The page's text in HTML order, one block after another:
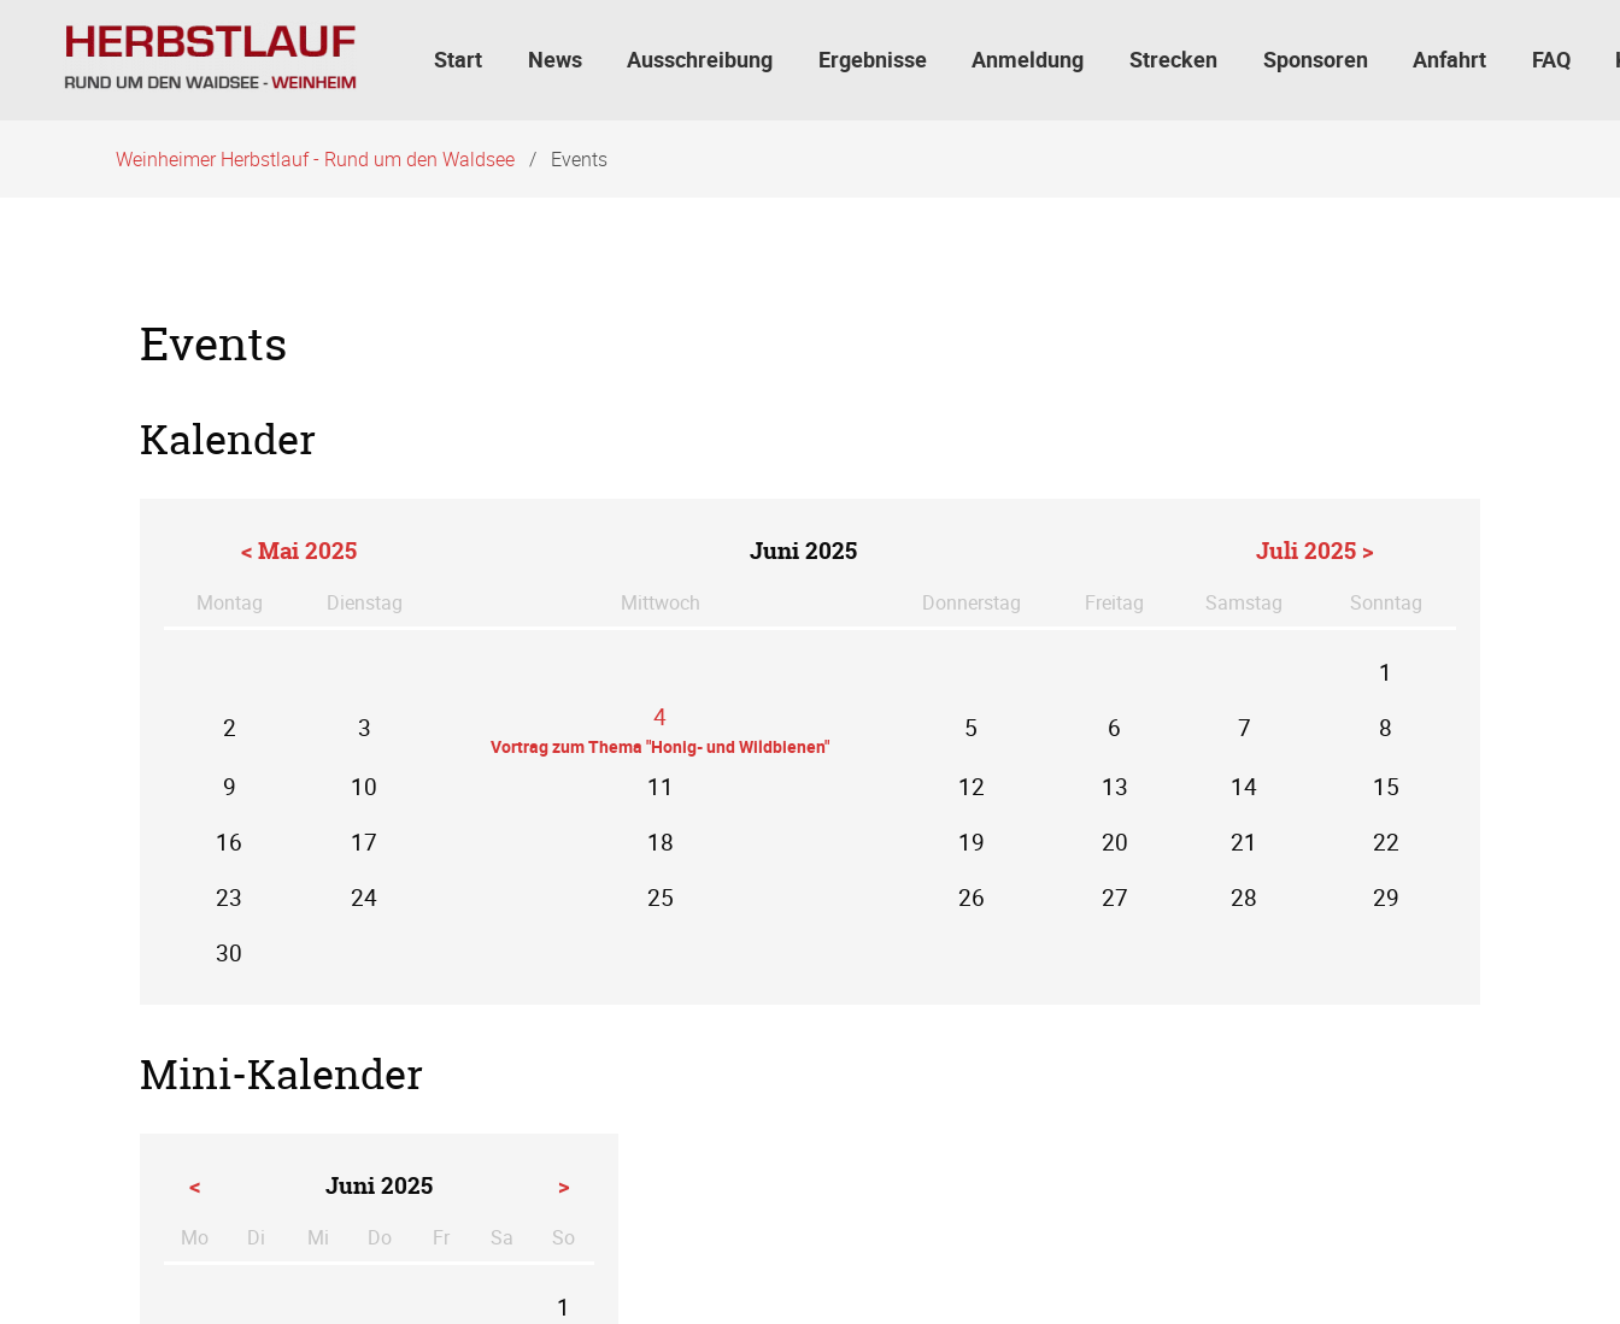
überspringen
Start News Ausschreibung Ergebnisse Anmeldung Strecken Sponsoren Anfahrt FAQ
Weinheimer Herbstlauf - Rund um den Waldsee Events
Events
Kalender
< Mai 2025 Juni 2025 Juli 2025 >
Montag Dienstag Mittwoch Donnerstag Freitag Samstag Sonntag
1
2
3 4
Vortrag zum Thema "Honig- und Wildbienen"
5 6 7
8
9
10 11 12 13 14
15
16
17 18 19 20 21
22
23
24 25 26 27 28
29
30
Mini-Kalender
< Juni 2025 >
Mo ntagDi enstag
Mi ttwoch
Do nnerstag
Fr eitagSa mstag
So
1